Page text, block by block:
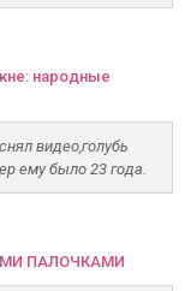
народные
видео,голубь
ему было 23 года.
ПАЛОЧКАМИ